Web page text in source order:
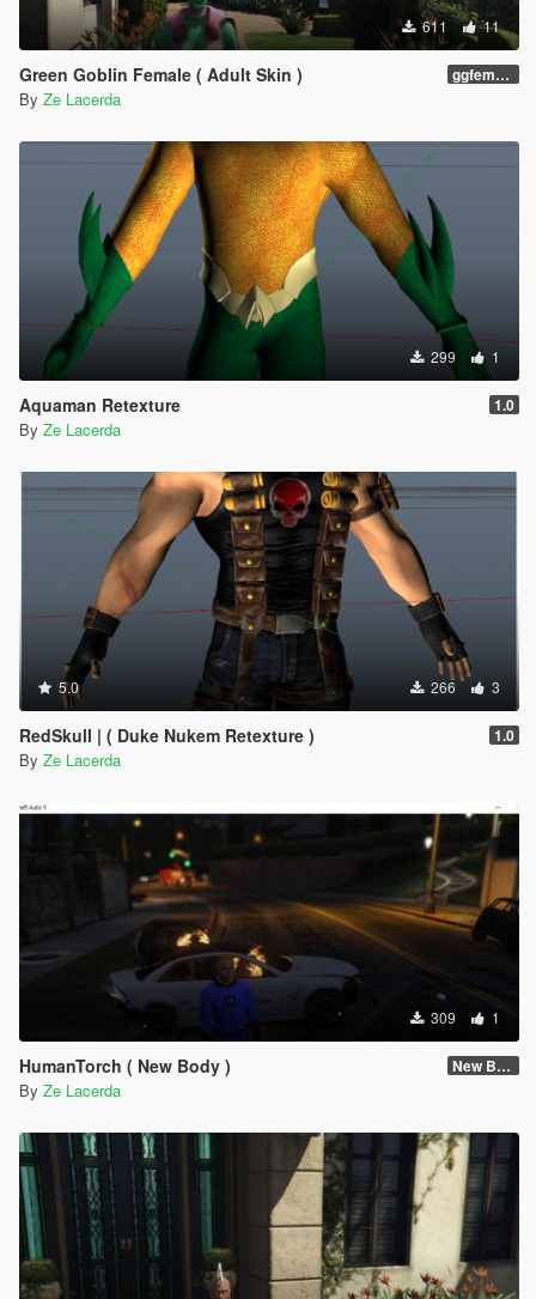
611 11
Green Goblin Female ( Adult Skin ) ggfemale01
By Ze Lacerda
299 1
Aquaman Retexture 1.0
By Ze Lacerda
5.0 266 3
RedSkull | ( Duke Nukem Retexture ) 1.0
By Ze Lacerda
309 1
HumanTorch ( New Body ) New Body
By Ze Lacerda